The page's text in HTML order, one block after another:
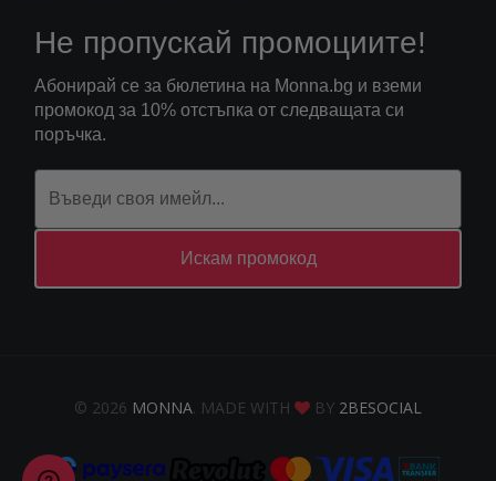
Не пропускай промоциите!
Абонирай се за бюлетина на Monna.bg и вземи
промокод за 10% отстъпка от следващата си
поръчка.
Искам промокод
© 2026 MONNA. MADE WITH BY 2BESOCIAL